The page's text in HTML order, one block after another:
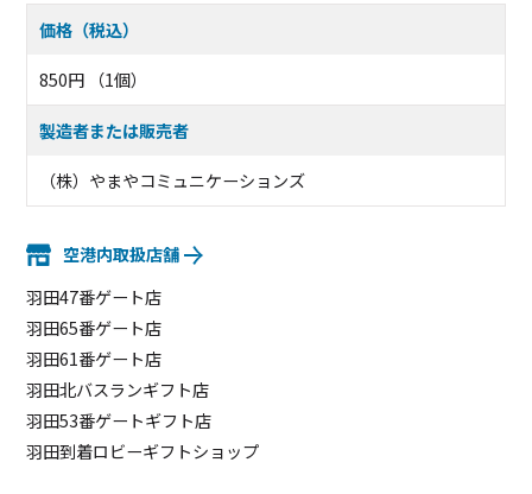
価格（税込）
850円 （1個）
製造者または販売者
（株）やまやコミュニケーションズ
空港内取扱店舗
羽田47番ゲート店
羽田65番ゲート店
羽田61番ゲート店
羽田北バスランギフト店
羽田53番ゲートギフト店
羽田到着ロビーギフトショップ